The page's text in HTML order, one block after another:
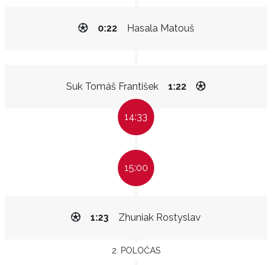
Hasala Matouš
0:22
Suk Tomáš František 1:22
14:33
15:00
Zhuniak Rostyslav
1:23
2. POLOČAS